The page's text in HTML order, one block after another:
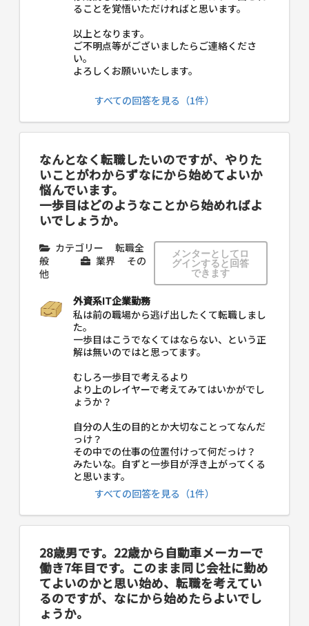
ることを覚悟いただければと思います。
以上となります。
ご不明点等がございましたらご連絡くださ
い。
よろしくお願いいたします。
すべての回答を見る（1件）
なんとなく転職したいのですが、やりた
いことがわからずなにから始めてよいか
悩んでいます。
一歩目はどのようなことから始めればよ
いでしょうか。
カテゴリー
転職全
般
業界
その
他
メンターとしてロ
グインすると回答
できます
外資系IT企業勤務
私は前の職場から逃げ出したくて転職しまし
た。
一歩目はこうでなくてはならない、という正
解は無いのではと思ってます。
むしろ一歩目で考えるより
より上のレイヤーで考えてみてはいかがでし
ょうか？
自分の人生の目的とか大切なことってなんだ
っけ？
その中での仕事の位置付けって何だっけ？
みたいな。自ずと一歩目が浮き上がってくる
と思います。
すべての回答を見る（1件）
28歳男です。22歳から自動車メーカーで
働き7年目です。このまま同じ会社に勤め
てよいのかと思い始め、転職を考えてい
るのですが、なにから始めたらよいでし
ょうか。